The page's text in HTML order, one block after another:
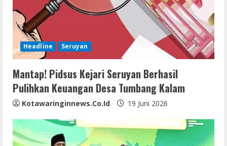
Headline Seruyan
Mantap! Pidsus Kejari Seruyan Berhasil
Pulihkan Keuangan Desa Tumbang Kalam
Kotawaringinnews.co.id 19 Juni 2026